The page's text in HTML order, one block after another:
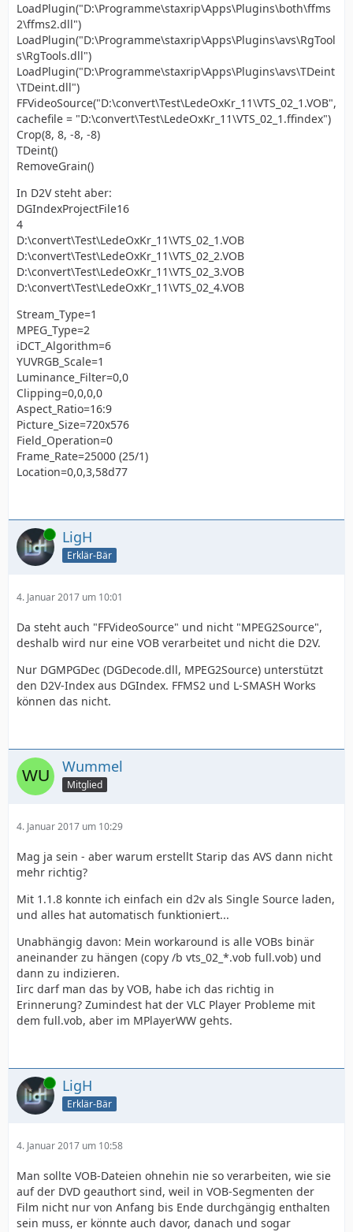
LoadPlugin("D:\Programme\staxrip\Apps\Plugins\both\ffms
2\ffms2.dll")
LoadPlugin("D:\Programme\staxrip\Apps\Plugins\avs\RgTool
s\RgTools.dll")
LoadPlugin("D:\Programme\staxrip\Apps\Plugins\avs\TDeint
\TDeint.dll")
FFVideoSource("D:\convert\Test\LedeOxKr_11\VTS_02_1.VOB",
cachefile = "D:\convert\Test\LedeOxKr_11\VTS_02_1.ffindex")
Crop(8, 8, -8, -8)
TDeint()
RemoveGrain()
In D2V steht aber:
DGIndexProjectFile16
4
D:\convert\Test\LedeOxKr_11\VTS_02_1.VOB
D:\convert\Test\LedeOxKr_11\VTS_02_2.VOB
D:\convert\Test\LedeOxKr_11\VTS_02_3.VOB
D:\convert\Test\LedeOxKr_11\VTS_02_4.VOB
Stream_Type=1
MPEG_Type=2
iDCT_Algorithm=6
YUVRGB_Scale=1
Luminance_Filter=0,0
Clipping=0,0,0,0
Aspect_Ratio=16:9
Picture_Size=720x576
Field_Operation=0
Frame_Rate=25000 (25/1)
Location=0,0,3,58d77
Online LigH
Erklär-Bär
4. Januar 2017 um 10:01
Da steht auch "FFVideoSource" und nicht "MPEG2Source",
deshalb wird nur eine VOB verarbeitet und nicht die D2V.
Nur DGMPGDec (DGDecode.dll, MPEG2Source) unterstützt
den D2V-Index aus DGIndex. FFMS2 und L-SMASH Works
können das nicht.
Wummel
Mitglied
4. Januar 2017 um 10:29
Mag ja sein - aber warum erstellt Starip das AVS dann nicht
mehr richtig?
Mit 1.1.8 konnte ich einfach ein d2v als Single Source laden,
und alles hat automatisch funktioniert...
Unabhängig davon: Mein workaround is alle VOBs binär
aneinander zu hängen (copy /b vts_02_*.vob full.vob) und
dann zu indizieren.
Iirc darf man das by VOB, habe ich das richtig in
Erinnerung? Zumindest hat der VLC Player Probleme mit
dem full.vob, aber im MPlayerWW gehts.
Online LigH
Erklär-Bär
4. Januar 2017 um 10:58
Man sollte VOB-Dateien ohnehin nie so verarbeiten, wie sie
auf der DVD geauthort sind, weil in VOB-Segmenten der
Film nicht nur von Anfang bis Ende durchgängig enthalten
sein muss, er könnte auch davor, danach und sogar